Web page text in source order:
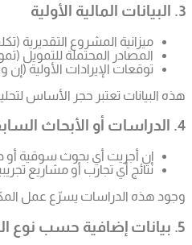
3. البيانات المالية الأولية
ميزانية المشروع التقديرية
المصادر المحتملة للتمويل
توقعات الإيرادات الأولية
هذه البيانات تعتبر حجر الأساس
4. الدراسات أو الأبحاث السابقة
إن أجريت أي بحوث سوقية أو
نتائج أي تجارب أو مشاريع
وجود هذه الدراسات يسرّع عمل
5. بيانات إضافية حسب نوع المشروع